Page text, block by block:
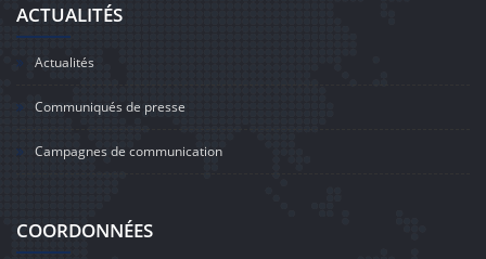
ACTUALITÉS
Actualités
Communiqués de presse
Campagnes de communication
COORDONNÉES